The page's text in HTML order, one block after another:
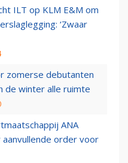
ILT op KLM E&M om
‘Zwaar
zomerse debutanten
de winter alle ruimte
ANA
order voor